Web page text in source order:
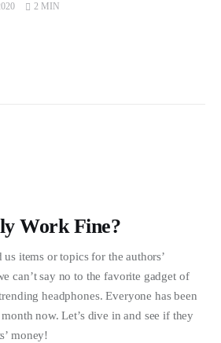
2 MIN
Work Fine?
items or topics for the authors’
can’t say no to the favorite gadget of
headphones. Everyone has been
now. Let’s dive in and see if they
money!